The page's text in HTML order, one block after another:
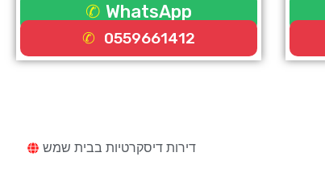
WhatsApp
0559661412
דירות דיסקרטיות בבית שמש